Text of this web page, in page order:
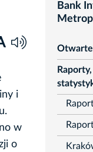
i
w
o
Bank
rozwiń